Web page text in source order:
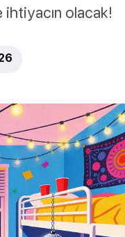
ihtiyacın olacak!